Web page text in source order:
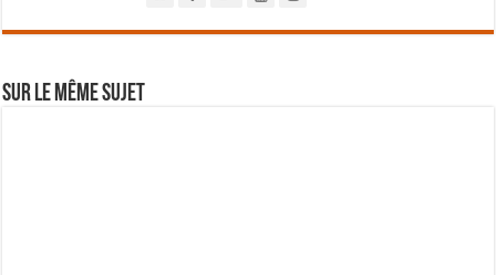
Sur le même sujet